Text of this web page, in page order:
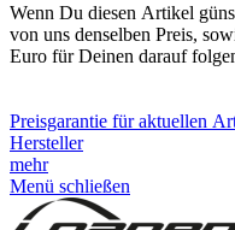
Wenn Du diesen Artikel
von uns denselben Preis,
Euro für Deinen darauf
Preisgarantie für aktuellen
Hersteller
mehr
Menü schließen